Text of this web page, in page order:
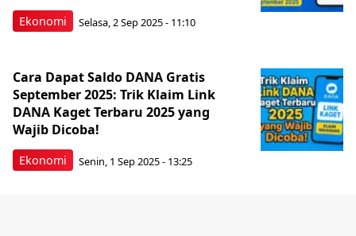
Ekonomi Selasa, 2 Sep 2025 - 11:10
Ekonomi
Cara Dapat Saldo DANA Gratis
September 2025: Trik Klaim Link
DANA Kaget Terbaru 2025 yang
Wajib Dicoba!
Senin, 1 Sep 2025 - 13:25